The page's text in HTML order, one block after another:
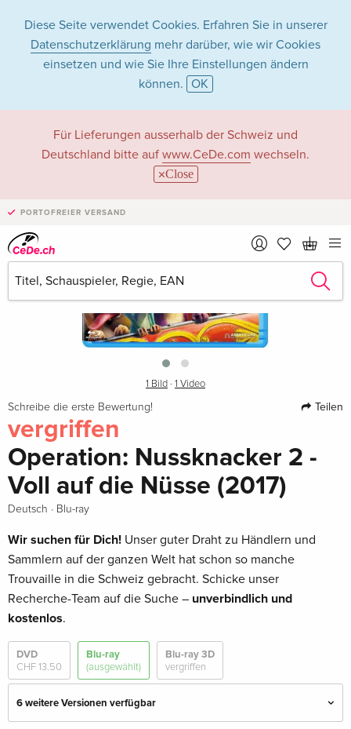
Diese Seite verwendet Cookies. Erfahren Sie in unserer
Datenschutzerklärung mehr darüber, wie wir Cookies
einsetzen und wie Sie Ihre Einstellungen ändern
können. OK
Für Lieferungen ausserhalb der Schweiz und
Deutschland bitte auf www.CeDe.com wechseln.
Close
PORTOFREIER VERSAND
›
1 Bild · 1 Video
Schreibe die erste Bewertung! Teilen
vergriffen
Operation: Nussknacker 2 -
Voll auf die Nüsse (2017)
Deutsch · Blu-ray
Wir suchen für Dich! Unser guter Draht zu Händlern und
Sammlern auf der ganzen Welt hat schon so manche
Trouvaille in die Schweiz gebracht. Schicke unser
Recherche-Team auf die Suche – unverbindlich und
kostenlos.
DVD
CHF 13.50
Blu-ray
(ausgewählt)
Blu-ray 3D
vergriffen
6 weitere Versionen verfügbar